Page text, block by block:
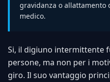
gravidanza o allattamento
medico.
Si, il digiuno intermittente
persone, ma non per i
giro. Il suo vantaggio